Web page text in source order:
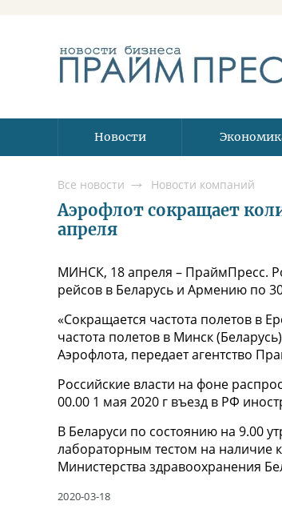
Новости
Все новости Новости компаний
Аэрофлот сокращает
апреля
МИНСК, 18 апреля – ПраймПресс.
рейсов в Беларусь и Армению по
«Сокращается частота полетов в
частота полетов в Минск
Аэрофлота, передает агентство
Российские власти на фоне
00.00 1 мая 2020 г въезд в РФ
В Беларуси по состоянию на 9.00
лабораторным тестом на наличие
Министерства здравоохранения
2020-03-18